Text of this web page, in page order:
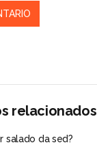
relacionados
salado da sed?